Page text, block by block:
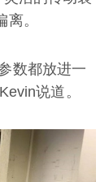
。
数都放进一
说道。